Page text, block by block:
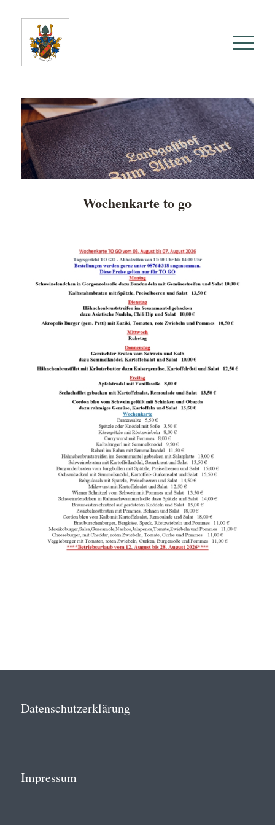
Wochenkarte to go
Datenschutzerklärung
Impressum